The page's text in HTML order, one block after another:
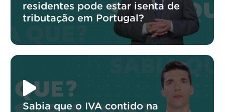
residentes pode estar isenta de
tributação em Portugal?
Sabia que o IVA contido na